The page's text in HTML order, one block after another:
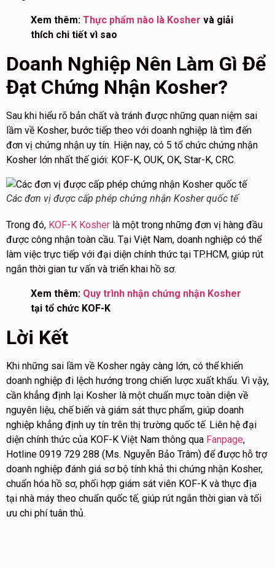
Xem thêm: Thực phẩm nào là Kosher và giải
thích chi tiết vì sao
Doanh Nghiệp Nên Làm Gì Để
Đạt Chứng Nhận Kosher?
Sau khi hiểu rõ bản chất và tránh được những quan niệm sai
lầm về Kosher, bước tiếp theo với doanh nghiệp là tìm đến
đơn vị chứng nhận uy tín. Hiện nay, có 5 tổ chức chứng nhận
Kosher lớn nhất thế giới: KOF-K, OUK, OK, Star-K, CRC.
Các đơn vị được cấp phép chứng nhận Kosher quốc tế
Trong đó, KOF-K Kosher là một trong những đơn vị hàng đầu
được công nhận toàn cầu. Tại Việt Nam, doanh nghiệp có thể
làm việc trực tiếp với đại diện chính thức tại TP.HCM, giúp rút
ngắn thời gian tư vấn và triển khai hồ sơ.
Xem thêm: Quy trình nhận chứng nhận Kosher
tại tổ chức KOF-K
Lời Kết
Khi những sai lầm về Kosher ngày càng lớn, có thể khiến
doanh nghiệp đi lệch hướng trong chiến lược xuất khẩu. Vì vậy,
cần khẳng định lại Kosher là một chuẩn mực toàn diện về
nguyên liệu, chế biến và giám sát thực phẩm, giúp doanh
nghiệp khẳng định uy tín trên thị trường quốc tế. Liên hệ đại
diện chính thức của KOF-K Việt Nam thông qua Fanpage,
Hotline 0919 729 288 (Ms. Nguyễn Bảo Trâm) để được hỗ trợ
doanh nghiệp đánh giá sơ bộ tính khả thi chứng nhận Kosher,
chuẩn hóa hồ sơ, phối hợp giám sát viên KOF-K và thực địa
tại nhà máy theo chuẩn quốc tế, giúp rút ngắn thời gian và tối
ưu chi phí tuân thủ.